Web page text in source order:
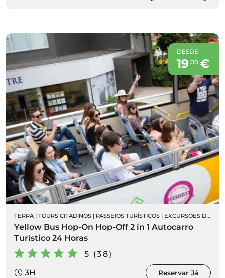
DESDE
19 00€
TERRA | TOURS CITADINOS | PASSEIOS TURÍSTICOS | EXCURSÕES DE AUTOCARRO
Yellow Bus Hop-On Hop-Off 2 in 1 Autocarro
Turístico 24 Horas
5 (38)
3H
Reservar Já